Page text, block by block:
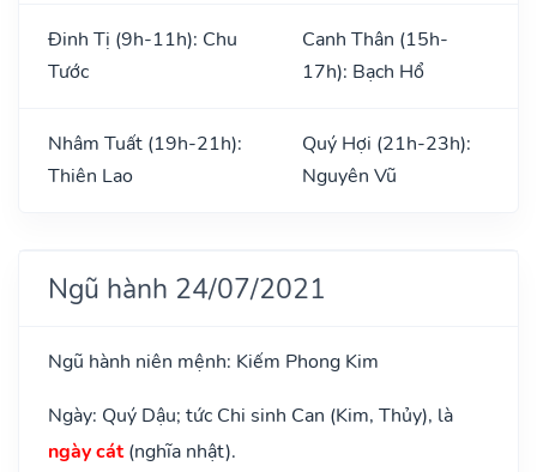
Đinh Tị (9h-11h): Chu
Tước
Canh Thân (15h-
17h): Bạch Hổ
Nhâm Tuất (19h-21h):
Thiên Lao
Quý Hợi (21h-23h):
Nguyên Vũ
Ngũ hành 24/07/2021
Ngũ hành niên mệnh: Kiếm Phong Kim
Ngày: Quý Dậu; tức Chi sinh Can (Kim, Thủy), là
ngày cát(nghĩa nhật).